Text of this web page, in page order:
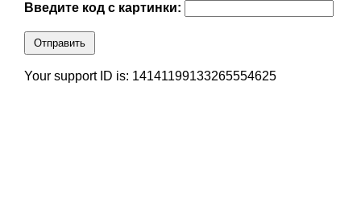
Введите код с картинки:
Отправить
Your support ID is: 14141199133265554625